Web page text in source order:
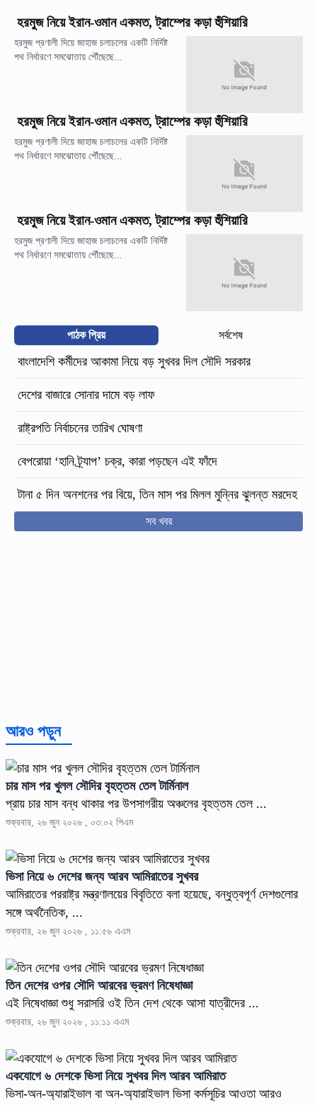
হরমুজ নিয়ে ইরান-ওমান একমত, ট্রাম্পের কড়া হুঁশিয়ারি
হরমুজ প্রণালী দিয়ে জাহাজ চলাচলের একটি নির্দিষ্ট
পথ নির্ধারণে সমঝোতায় পৌঁছেছে...
হরমুজ নিয়ে ইরান-ওমান একমত, ট্রাম্পের কড়া হুঁশিয়ারি
হরমুজ প্রণালী দিয়ে জাহাজ চলাচলের একটি নির্দিষ্ট
পথ নির্ধারণে সমঝোতায় পৌঁছেছে...
হরমুজ নিয়ে ইরান-ওমান একমত, ট্রাম্পের কড়া হুঁশিয়ারি
হরমুজ প্রণালী দিয়ে জাহাজ চলাচলের একটি নির্দিষ্ট
পথ নির্ধারণে সমঝোতায় পৌঁছেছে...
পাঠক প্রিয় সর্বশেষ
বাংলাদেশি কর্মীদের আকামা নিয়ে বড় সুখবর দিল সৌদি সরকার
দেশের বাজারে সোনার দামে বড় লাফ
রাষ্ট্রপতি নির্বাচনের তারিখ ঘোষণা
বেপরোয়া ‘হানি ট্র্যাপ’ চক্র, কারা পড়ছেন এই ফাঁদে
টানা ৫ দিন অনশনের পর বিয়ে, তিন মাস পর মিলল মুন্নির ঝুলন্ত মরদেহ
সব খবর
আরও পড়ুন
চার মাস পর খুলল সৌদির বৃহত্তম তেল টার্মিনাল
প্রায় চার মাস বন্ধ থাকার পর উপসাগরীয় অঞ্চলের বৃহত্তম তেল ...
শুক্রবার, ২৬ জুন ২০২৬ , ০৩:০২ পিএম
ভিসা নিয়ে ৬ দেশের জন্য আরব আমিরাতের সুখবর
আমিরাতের পররাষ্ট্র মন্ত্রণালয়ের বিবৃতিতে বলা হয়েছে, বন্ধুত্বপূর্ণ দেশগুলোর
সঙ্গে অর্থনৈতিক, ...
শুক্রবার, ২৬ জুন ২০২৬ , ১১:৫৬ এএম
তিন দেশের ওপর সৌদি আরবের ভ্রমণ নিষেধাজ্ঞা
এই নিষেধাজ্ঞা শুধু সরাসরি ওই তিন দেশ থেকে আসা যাত্রীদের ...
শুক্রবার, ২৬ জুন ২০২৬ , ১১:১১ এএম
একযোগে ৬ দেশকে ভিসা নিয়ে সুখবর দিল আরব আমিরাত
ভিসা-অন-অ্যারাইভাল বা অন-অ্যারাইভাল ভিসা কর্মসূচির আওতা আরও